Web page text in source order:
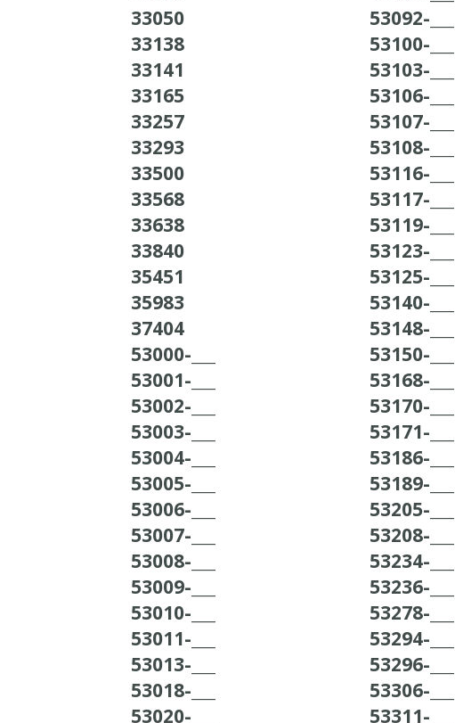
33050
33138
33141
33165
33257
33293
33500
33568
33638
33840
35451
35983
37404
53000-___
53001-___
53002-___
53003-___
53004-___
53005-___
53006-___
53007-___
53008-___
53009-___
53010-___
53011-___
53013-___
53018-___
53020-___
53092-___
53100-___
53103-___
53106-___
53107-___
53108-___
53116-___
53117-___
53119-___
53123-___
53125-___
53140-___
53148-___
53150-___
53168-___
53170-___
53171-___
53186-___
53189-___
53205-___
53208-___
53234-___
53236-___
53278-___
53294-___
53296-___
53306-___
53311-___